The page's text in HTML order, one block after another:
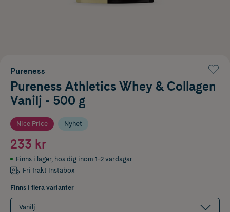
Pureness
Pureness Athletics Whey & Collagen
Vanilj - 500 g
Nice Price Nyhet
233 kr
Finns i lager, hos dig inom 1-2 vardagar
Fri frakt Instabox
Finns i flera varianter
Vanilj